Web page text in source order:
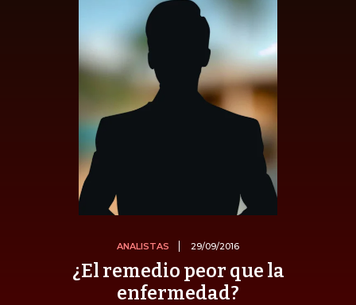
ANALISTAS 29/09/2016
¿El remedio peor que la
enfermedad?